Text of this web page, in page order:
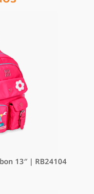
13″ | RB24104